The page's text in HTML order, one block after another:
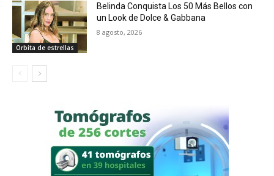
Orbita de estrellas
Belinda Conquista Los 50 Más Bellos con
un Look de Dolce & Gabbana
8 agosto, 2026